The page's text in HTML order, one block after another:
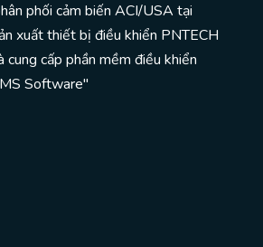
phối cảm biến ACI/USA tại
xuất thiết bị điều khiển PNTECH
cung cấp phần mềm điều khiển
Software"